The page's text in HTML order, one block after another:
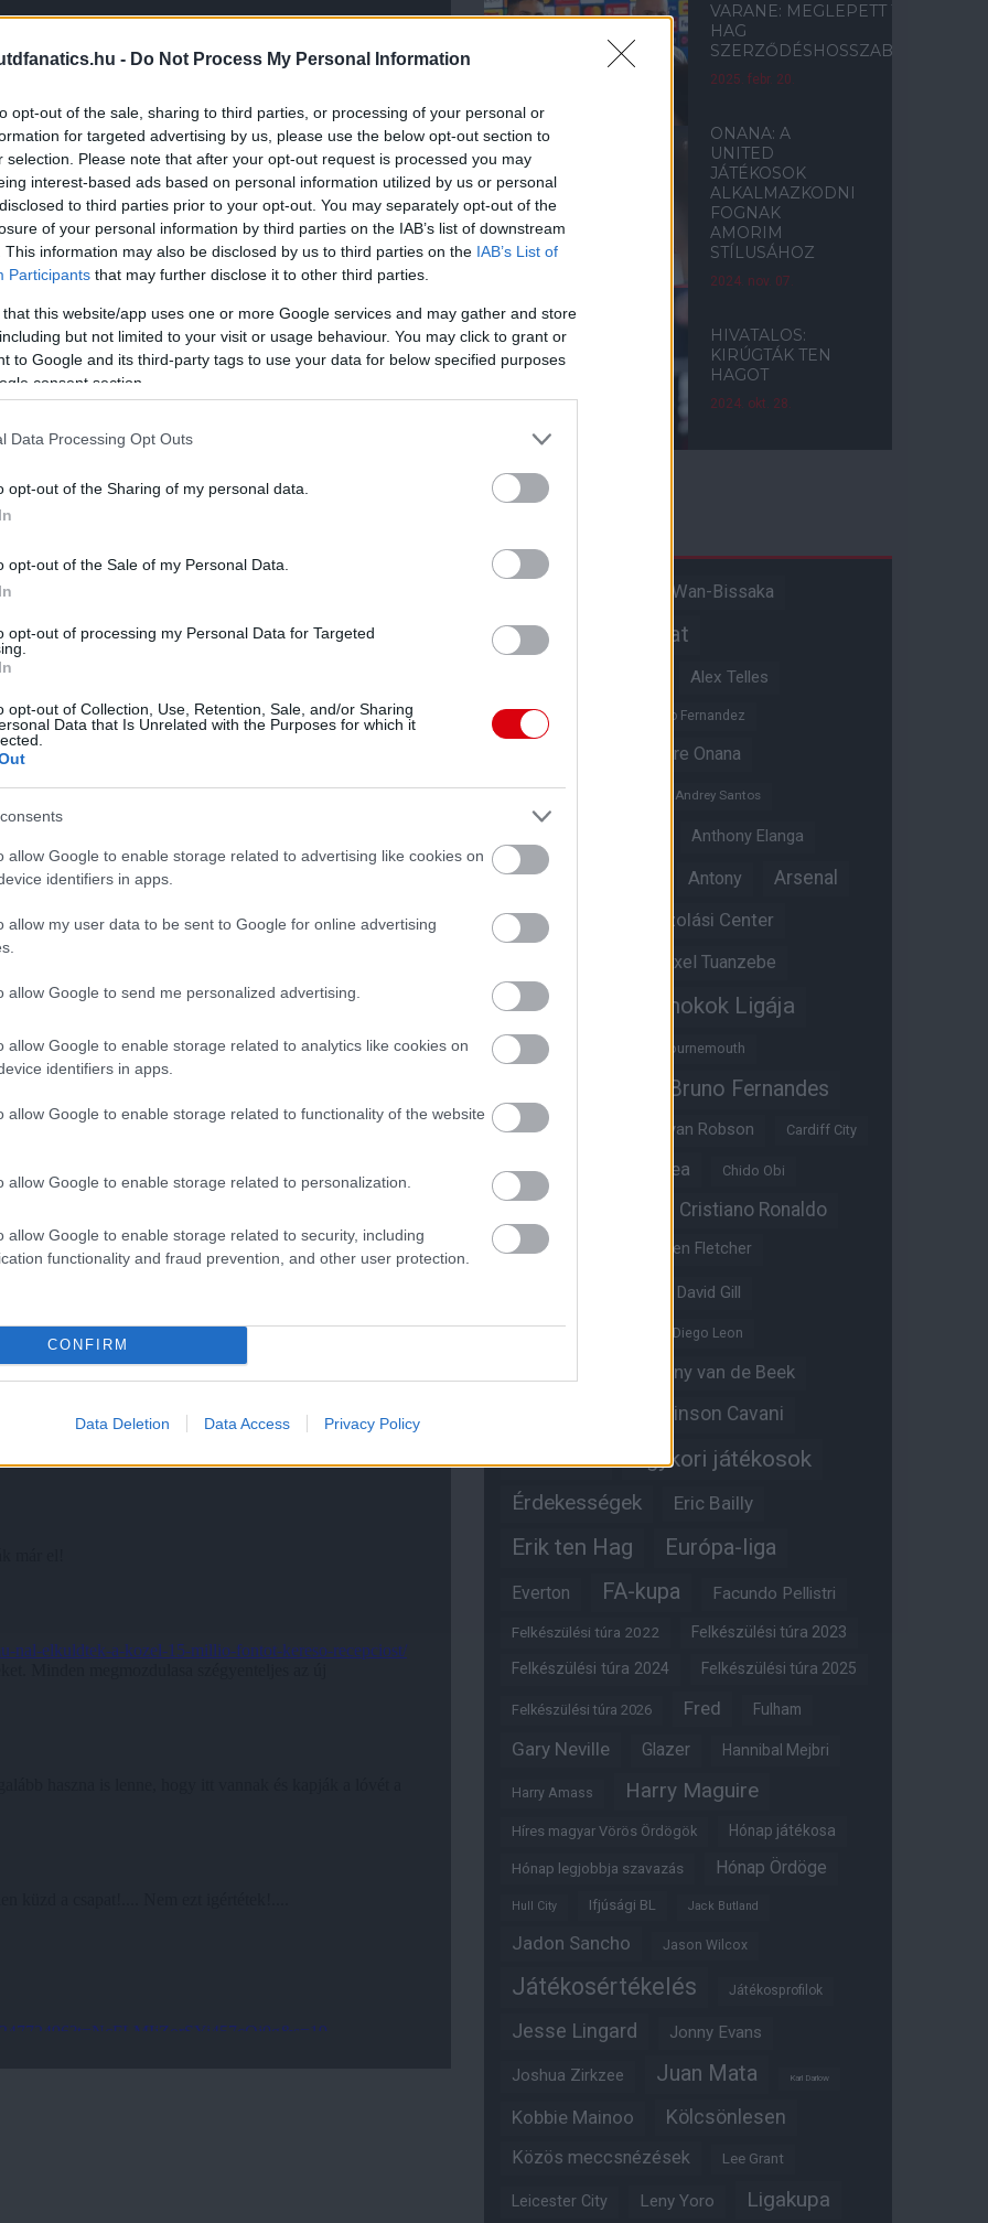
- Do Not Process My Personal Information
opt-out of the sale, sharing to third parties, or processing of your personal or
for targeted advertising by us, please use the below opt-out section to
selection. Please note that after your opt-out request is processed you may
interest-based ads based on personal information utilized by us or personal
to third parties prior to your opt-out. You may separately opt-out of the
of your personal information by third parties on the IAB’s list of downstream
This information may also be disclosed by us to third parties on the IAB’s List of
Participants that may further disclose it to other third parties.
that this website/app uses one or more Google services and may gather and store
but not limited to your visit or usage behaviour. You may click to grant or
to Google and its third-party tags to use your data for below specified purposes
consent section.
Data Processing Opt Outs
opt-out of the Sharing of my personal data.
opt-out of the Sale of my Personal Data.
opt-out of processing my Personal Data for Targeted
opt-out of Collection, Use, Retention, Sale, and/or Sharing
Data that Is Unrelated with the Purposes for which it
allow Google to enable storage related to advertising like cookies on
identifiers in apps.
allow my user data to be sent to Google for online advertising
allow Google to send me personalized advertising.
allow Google to enable storage related to analytics like cookies on
identifiers in apps.
allow Google to enable storage related to functionality of the website
allow Google to enable storage related to personalization.
allow Google to enable storage related to security, including
functionality and fraud prevention, and other user protection.
CONFIRM
Data Deletion Data Access Privacy Policy
[a második félidőben], bár szerintem akkor is
de nem sikerül gólt szerezni, a játékosok pedig
lépés, amit meg kell tennünk. Nyugodtnak kell
teszel, azzal lehetőséget biztosítasz az ellenfél
amelyek teljesen szükségtelenek voltak.
tartani a szabályainkat és alapértékeinket, mert ha
és megnyerjük a meccset."
jól játszottak, igazán keményen harcoltak együtt
ki, így nagyon frusztráló dolog az, hogy
Ha ennyi minden dolgozik ellenünk, akkor is
a csapatszellemünket. Ha mérkőzéseket
ahhoz, hogy a csapat magabiztos és erős hitű
haza kell térnünk és meg kell birkóznunk ezzel a
is az. Tovább fogunk harcolni a Man Unitedért
on is!
működését!
VARANE: MEGLEPETT TEN
HAG
SZERZŐDÉSHOSSZABBÍTÁSA
2025. febr. 20.
ONANA: A
UNITED
JÁTÉKOSOK
ALKALMAZKODNI
FOGNAK
AMORIM
STÍLUSÁHOZ
2024. nov. 07.
HIVATALOS:
KIRÚGTÁK TEN
HAGOT
2024. okt. 28.
Aaron Wan-Bissaka
Akadémiai csapat
Alex Telles
Altay Bayindir Alvaro Fernandez
Andre Onana
Andreas Pereira
Andrey Santos
Anthony Elanga
Anthony Martial Antony Arsenal
Aston Villa Átigazolási Center
Axel Tuanzebe
Ayden Heaven Bajnokok Ligája
Benjamin Sesko Bournemouth
Bruno Fernandes
Bryan Mbeumo Bryan Robson Cardiff City
Casemiro Chelsea Chido Obi
Cristiano Ronaldo
Crystal Palace Darren Fletcher
David Gill
Dean Henderson Diego Leon
Donny van de Beek
Edinson Cavani
Edzői stáb Egykori játékosok
Érdekességek Eric Bailly
Erik ten Hag Európa-liga
Everton FA-kupa Facundo Pellistri
Felkészülési túra 2022 Felkészülési túra 2023
Felkészülési túra 2024 Felkészülési túra 2025
Felkészülési túra 2026 Fred Fulham
Gary Neville Glazer Hannibal Mejbri
Harry Amass Harry Maguire
Híres magyar Vörös Ördögök Hónap játékosa
Hónap legjobbja szavazás Hónap Ördöge
Hull City Ifjúsági BL Jack Butland
Jadon Sancho Jason Wilcox
Játékosértékelés Játékosprofilok
Jesse Lingard Jonny Evans
Joshua Zirkzee Juan Mata Karl Darlow
Kobbie Mainoo Kölcsönlesen
Közös meccsnézések Lee Grant
Leicester City Leny Yoro Ligakupa